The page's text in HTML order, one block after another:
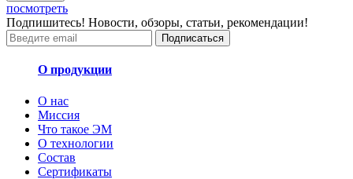
посмотреть
Подпишитесь! Новости, обзоры, статьи, рекомендации!
Подписаться
О продукции
О нас
Миссия
Что такое ЭМ
О технологии
Состав
Сертификаты